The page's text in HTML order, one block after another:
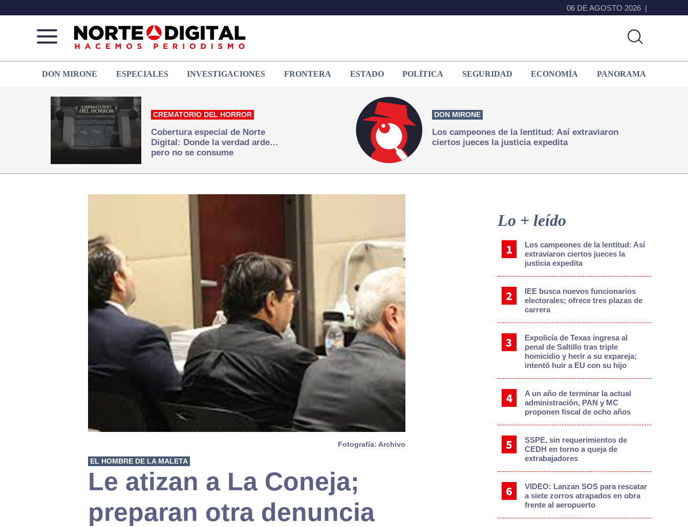
06 DE AGOSTO 2026
de
Juárez
que
hacemos periodismo
DON MIRONE ESPECIALES INVESTIGACIONES FRONTERA ESTADO POLÍTICA SEGURIDAD ECONOMÍA PANORAMA
CREMATORIO DEL HORROR
Cobertura especial de Norte
Digital: Donde la verdad arde…
pero no se consume
DON MIRONE
Los campeones de la lentitud: Así extraviaron
ciertos jueces la justicia expedita
Fotografía: Archivo
EL HOMBRE DE LA MALETA
Le atizan a La Coneja;
preparan otra denuncia
Sidebar
Lo + leído
Los campeones de la lentitud: Así
extraviaron ciertos jueces la
justicia expedita
IEE busca nuevos funcionarios
electorales; ofrece tres plazas de
carrera
Expolicía de Texas ingresa al
penal de Saltillo tras triple
homicidio y herir a su expareja;
intentó huir a EU con su hijo
A un año de terminar la actual
administración, PAN y MC
proponen fiscal de ocho años
SSPE, sin requerimientos de
CEDH en torno a queja de
extrabajadores
VIDEO: Lanzan SOS para rescatar
a siete zorros atrapados en obra
frente al aeropuerto